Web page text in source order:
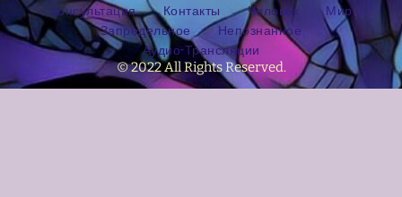
Консультация
Контакты Человек
Мир
Запредельное
Непознанное
Аудио-Трансляции
© 2022 All Rights Reserved.